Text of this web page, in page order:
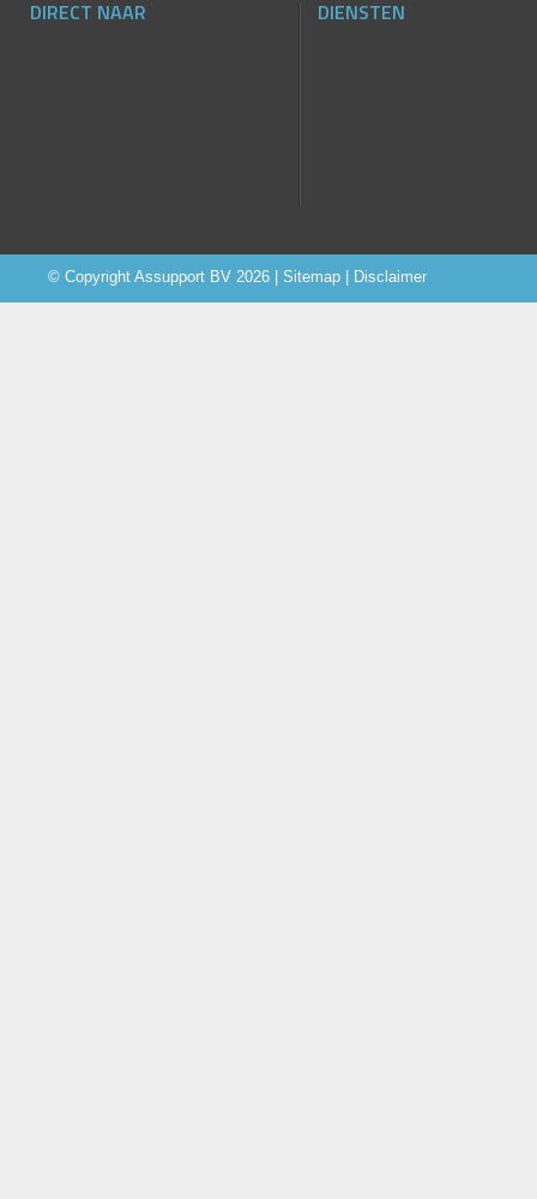
DIRECT NAAR DIENSTEN
© Copyright Assupport BV 2026 | Sitemap Disclaimer